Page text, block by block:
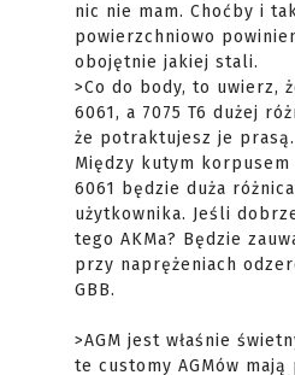
nic nie mam. Choćby i
powierzchniowo
obojętnie jakiej stali.
>Co do body, to uwierz,
6061, a 7075 T6 dużej
że potraktujesz je prasą.
Między kutym korpusem
6061 będzie duża
użytkownika. Jeśli
tego AKMa? Będzie
przy naprężeniach
GBB.
>AGM jest właśnie
te customy AGMów